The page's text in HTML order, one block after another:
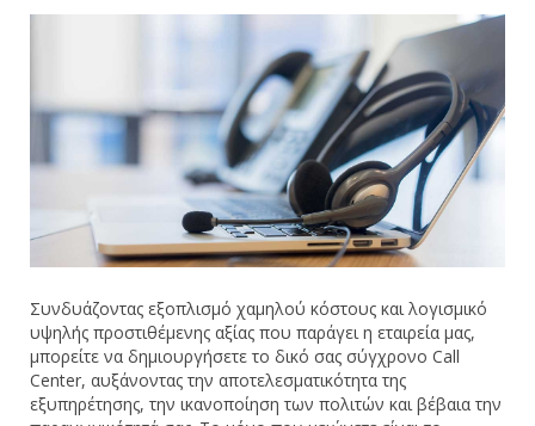
Συνδυάζοντας εξοπλισμό χαμηλού κόστους και λογισμικό
υψηλής προστιθέμενης αξίας που παράγει η εταιρεία μας,
μπορείτε να δημιουργήσετε το δικό σας σύγχρονο Call
Center, αυξάνοντας την αποτελεσματικότητα της
εξυπηρέτησης, την ικανοποίηση των πολιτών και βέβαια την